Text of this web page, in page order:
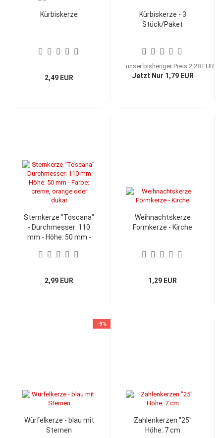
Kürbiskerze
2,49 EUR
Kürbiskerze - 3
Stück/Paket
unser bisheriger Preis 2,28 EUR
Jetzt Nur 1,79 EUR
Sternkerze "Toscana"
- Durchmesser: 110
mm - Höhe: 50 mm -
oder dukat
2,99 EUR
Weihnachtskerze
Formkerze - Kirche
1,29 EUR
-9%
Würfelkerze - blau mit
Sternen
Zahlenkerzen "25"
Höhe: 7 cm